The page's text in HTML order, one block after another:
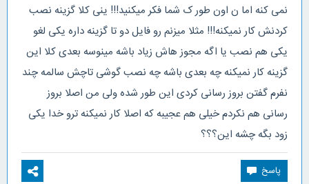
نمی کنه اما ن اون طور ک شما فکر میکنید!!! ینی کلا گزینه نصب
کردنش کار نمیکنه!!! مثلا میزنم رو فایل دو تا گزینه داره یکی لغو
یکی هم نصب یا اگه مجوز هاش زیاد باشه مینوسه بعدی کلا این
گزینه کار نمیکنه چه بعدی باشه چه نصب گوشی تاچش سالمه چند
نفرم گفتن بروز رسانی کردی این طور شده ولی من اصلا بروز
رسانی هم نکردم خیلی هم عجیبه که اصلا کار نمیکنه ترو خدا یکی
زود بگه چشه این؟؟؟